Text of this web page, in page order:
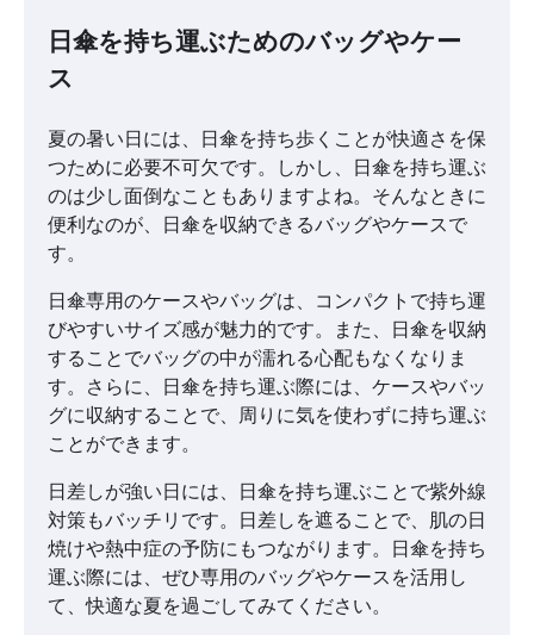
日傘を持ち運ぶためのバッグやケー
ス
夏の暑い日には、日傘を持ち歩くことが快適さを保
つために必要不可欠です。しかし、日傘を持ち運ぶ
のは少し面倒なこともありますよね。そんなときに
便利なのが、日傘を収納できるバッグやケースで
す。
日傘専用のケースやバッグは、コンパクトで持ち運
びやすいサイズ感が魅力的です。また、日傘を収納
することでバッグの中が濡れる心配もなくなりま
す。さらに、日傘を持ち運ぶ際には、ケースやバッ
グに収納することで、周りに気を使わずに持ち運ぶ
ことができます。
日差しが強い日には、日傘を持ち運ぶことで紫外線
対策もバッチリです。日差しを遮ることで、肌の日
焼けや熱中症の予防にもつながります。日傘を持ち
運ぶ際には、ぜひ専用のバッグやケースを活用し
て、快適な夏を過ごしてみてください。